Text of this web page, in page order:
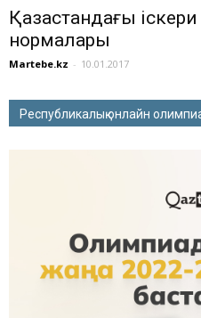
Қазақстандағы
нормалары
Martebe.kz - 10.01.2017
Республикалық онлайн